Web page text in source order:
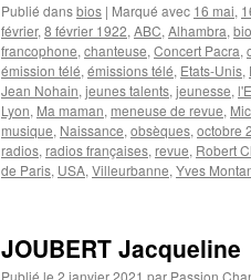
Publié dansbios | Marqué avec 16 mai,
février, 8 février 1922, ABC, Alhambra,
francophone, chanteuse, Concert Pacra,
émission télé, émissions télé, Etats-Unis,
Jean Nohain, jeunes talents, jeunesse,
Lyon, Ma maman, meneuse de revue,
musique, Naissance, obsèques, octobre
radios, radios françaises, revue, Robert
de Paris, USA, Villeurbanne, Yves
JOUBERT Jacqueline
Publié le 2 janvier 2021 par Passion